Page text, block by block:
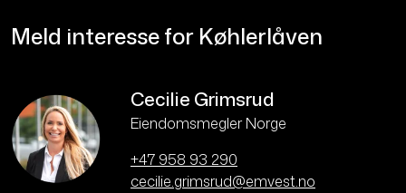
Meld interesse for Køhlerlåven
Cecilie Grimsrud
Eiendomsmegler Norge
+47 958 93 290
cecilie.grimsrud@emvest.no